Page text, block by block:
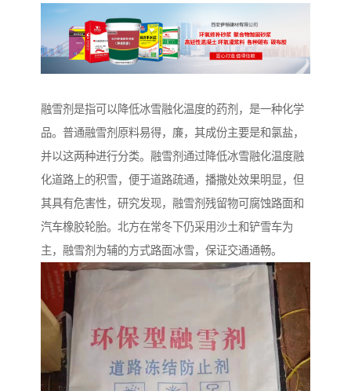
融雪剂是指可以降低冰雪融化温度的药剂，是一种化学
品。普通融雪剂原料易得，廉，其成份主要是和氯盐，
并以这两种进行分类。融雪剂通过降低冰雪融化温度融
化道路上的积雪，便于道路疏通，播撒处效果明显，但
其具有危害性，研究发现，融雪剂残留物可腐蚀路面和
汽车橡胶轮胎。北方在常冬下仍采用沙土和铲雪车为
主，融雪剂为辅的方式路面冰雪，保证交通通畅。